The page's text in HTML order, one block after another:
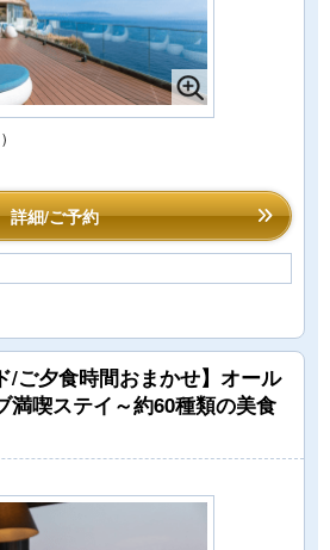
詳細/ご予約
/ご夕食時間おまかせ】オール
満喫ステイ～約60種類の美食